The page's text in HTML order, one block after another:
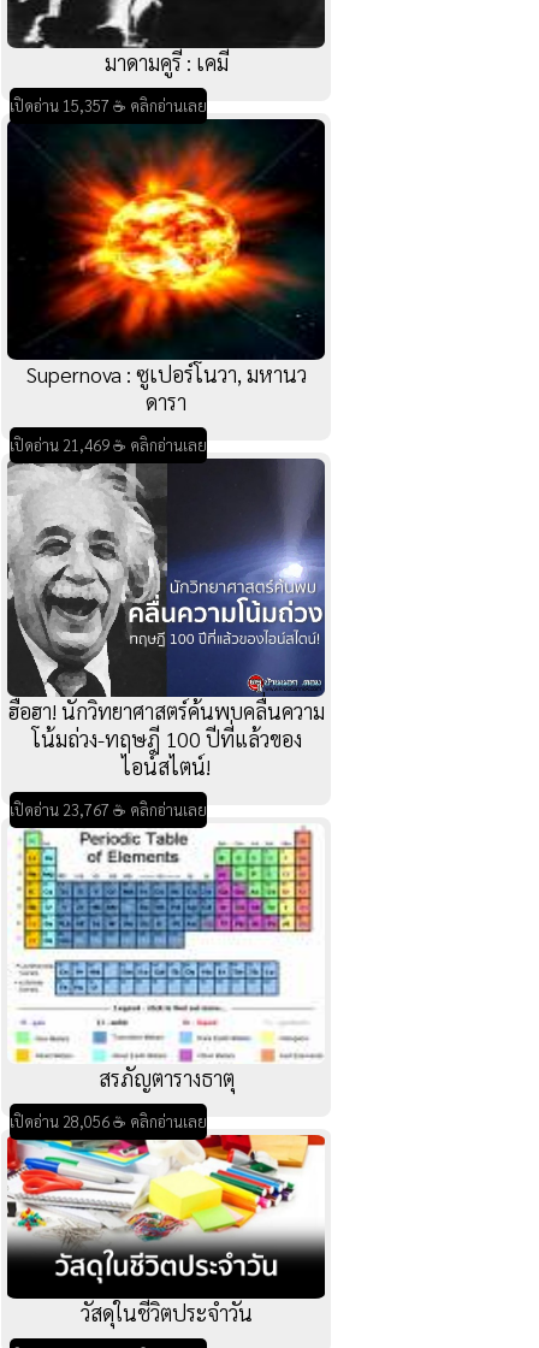
มาดามคูรี : เคมี
เปิดอ่าน 15,357 ☕ คลิกอ่านเลย
Supernova : ซูเปอร์โนวา, มหานว
ดารา
เปิดอ่าน 21,469 ☕ คลิกอ่านเลย
ฮือฮา! นักวิทยาศาสตร์ค้นพบคลื่นความ
โน้มถ่วง-ทฤษฎี 100 ปีที่แล้วของ
ไอน์สไตน์!
เปิดอ่าน 23,767 ☕ คลิกอ่านเลย
สรภัญตารางธาตุ
เปิดอ่าน 28,056 ☕ คลิกอ่านเลย
วัสดุในชีวิตประจำวัน